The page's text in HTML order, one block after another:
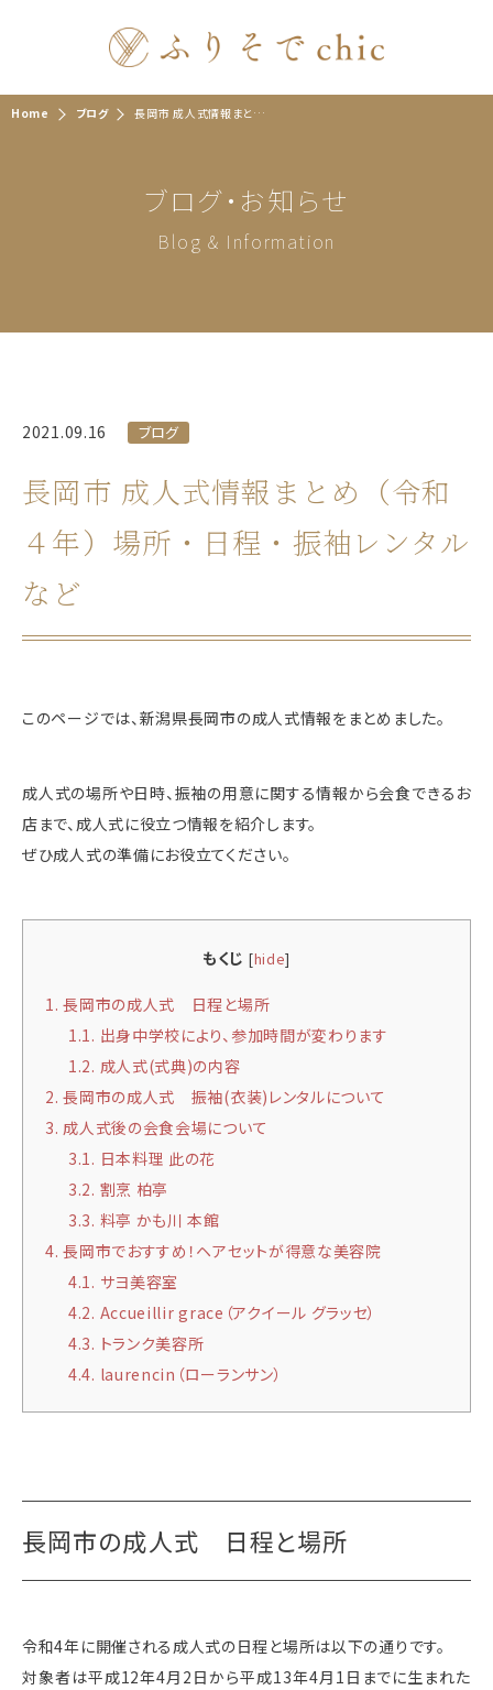
Home ブログ 長岡市 成人式情報まとめ（令和４年）場所・日程・振袖レンタルなど
ブログ・お知らせ
Blog & Information
2021.09.16 ブログ
長岡市 成人式情報まとめ（令和
４年）場所・日程・振袖レンタル
など
このページでは、新潟県長岡市の成人式情報をまとめました。
成人式の場所や日時、振袖の用意に関する情報から会食できるお
店まで、成人式に役立つ情報を紹介します。
ぜひ成人式の準備にお役立てください。
もくじ [hide]
1. 長岡市の成人式 日程と場所
1.1. 出身中学校により、参加時間が変わります
1.2. 成人式(式典)の内容
2. 長岡市の成人式 振袖(衣装)レンタルについて
3. 成人式後の会食会場について
3.1. 日本料理 此の花
3.2. 割烹 柏亭
3.3. 料亭 かも川 本館
4. 長岡市でおすすめ！ヘアセットが得意な美容院
4.1. サヨ美容室
4.2. Accueillir grace（アクイール グラッセ）
4.3. トランク美容所
4.4. laurencin（ローランサン）
長岡市の成人式 日程と場所
令和4年に開催される成人式の日程と場所は以下の通りです。
対象者は平成12年4月2日から平成13年4月1日までに生まれた